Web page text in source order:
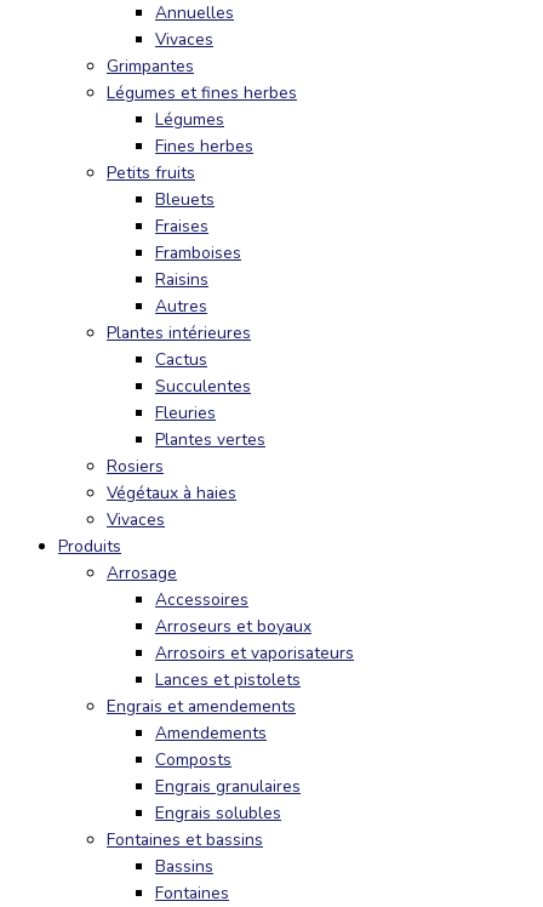
Annuelles
Vivaces
Grimpantes
Légumes et fines herbes
Légumes
Fines herbes
Petits fruits
Bleuets
Fraises
Framboises
Raisins
Autres
Plantes intérieures
Cactus
Succulentes
Fleuries
Plantes vertes
Rosiers
Végétaux à haies
Vivaces
Produits
Arrosage
Accessoires
Arroseurs et boyaux
Arrosoirs et vaporisateurs
Lances et pistolets
Engrais et amendements
Amendements
Composts
Engrais granulaires
Engrais solubles
Fontaines et bassins
Bassins
Fontaines